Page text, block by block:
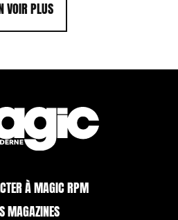
VOIR PLUS
À MAGIC RPM
MAGAZINES